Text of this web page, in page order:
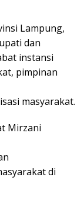
Lampung,
dan
instansi
pimpinan
masyarakat.
Mirzani
di